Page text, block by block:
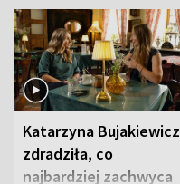
Katarzyna Bujakiewicz
zdradziła, co
najbardziej zachwyca